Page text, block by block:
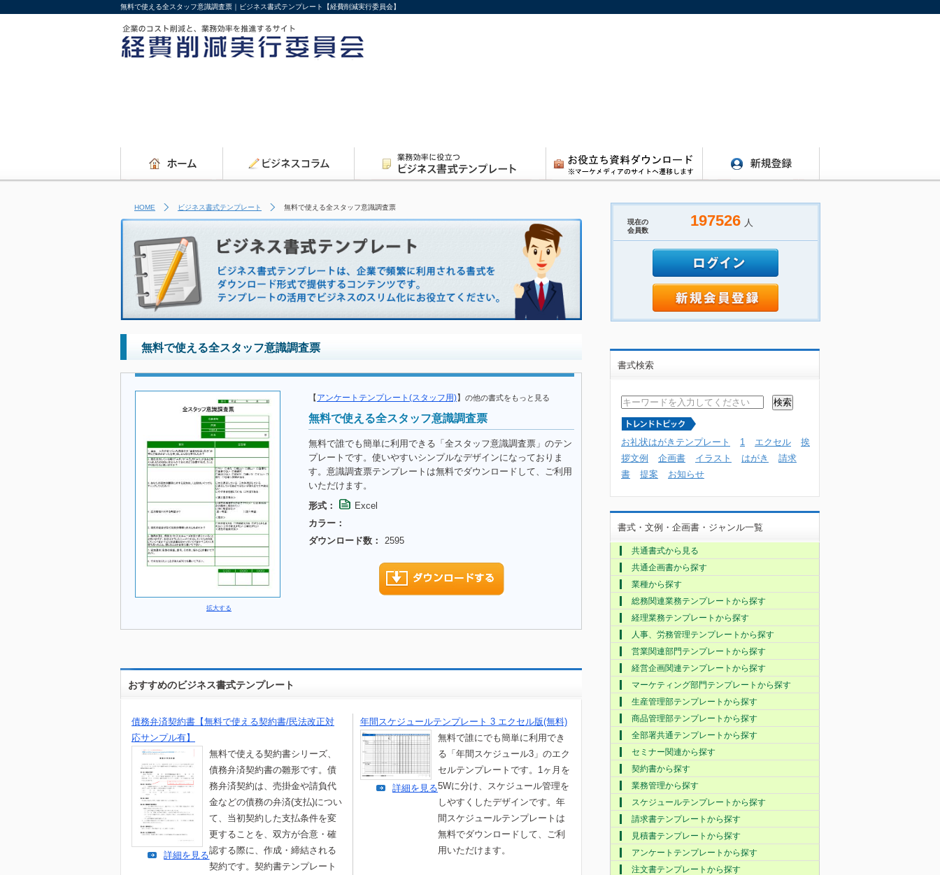
無料で使える全スタッフ意識調査票｜ビジネス書式テンプレート【経費削減実行委員会】
HOME ビジネス書式テンプレート 無料で使える全スタッフ意識調査票
無料で使える全スタッフ意識調査票
拡大する
【アンケートテンプレート(スタッフ用)】 の他の書式をもっと見る
無料で使える全スタッフ意識調査票
無料で誰でも簡単に利用できる「全スタッフ意識調査票」のテン
プレートです。使いやすいシンプルなデザインになっておりま
す。意識調査票テンプレートは無料でダウンロードして、ご利用
いただけます。
形式：
Excel
カラー：
ダウンロード数：
2595
おすすめのビジネス書式テンプレート
債務弁済契約書【無料で使える契約書/民法改正対
応サンプル有】
無料で使える契約書シリーズ、
債務弁済契約書の雛形です。債
務弁済契約は、売掛金や請負代
金などの債務の弁済(支払)につい
て、当初契約した支払条件を変
更することを、双方が合意・確
認する際に、作成・締結される
契約です。契約書テンプレート
詳細を見る
年間スケジュールテンプレート 3 エクセル版(無料)
無料で誰にでも簡単に利用でき
る「年間スケジュール3」のエク
セルテンプレートです。1ヶ月を
5Wに分け、スケジュール管理を
しやすくしたデザインです。年
間スケジュールテンプレートは
無料でダウンロードして、ご利
用いただけます。
詳細を見る
現在の
会員数
197526 人
書式検索
お礼状はがきテンプレート 1 エクセル
挨
拶文例
企画書 イラスト はがき
請求
書
提案 お知らせ
書式・文例・企画書・ジャンル一覧
共通書式から見る
共通企画書から探す
業種から探す
総務関連業務テンプレートから探す
経理業務テンプレートから探す
人事、労務管理テンプレートから探す
営業関連部門テンプレートから探す
経営企画関連テンプレートから探す
マーケティング部門テンプレートから探す
生産管理部テンプレートから探す
商品管理部テンプレートから探す
全部署共通テンプレートから探す
セミナー関連から探す
契約書から探す
業務管理から探す
スケジュールテンプレートから探す
請求書テンプレートから探す
見積書テンプレートから探す
アンケートテンプレートから探す
注文書テンプレートから探す